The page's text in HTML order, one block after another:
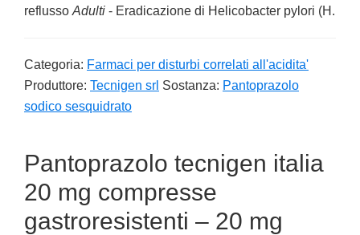
reflusso Adulti - Eradicazione di Helicobacter pylori (H.
Categoria: Farmaci per disturbi correlati all'acidita'
Produttore: Tecnigen srl Sostanza: Pantoprazolo
sodico sesquidrato
Pantoprazolo tecnigen italia
20 mg compresse
gastroresistenti – 20 mg